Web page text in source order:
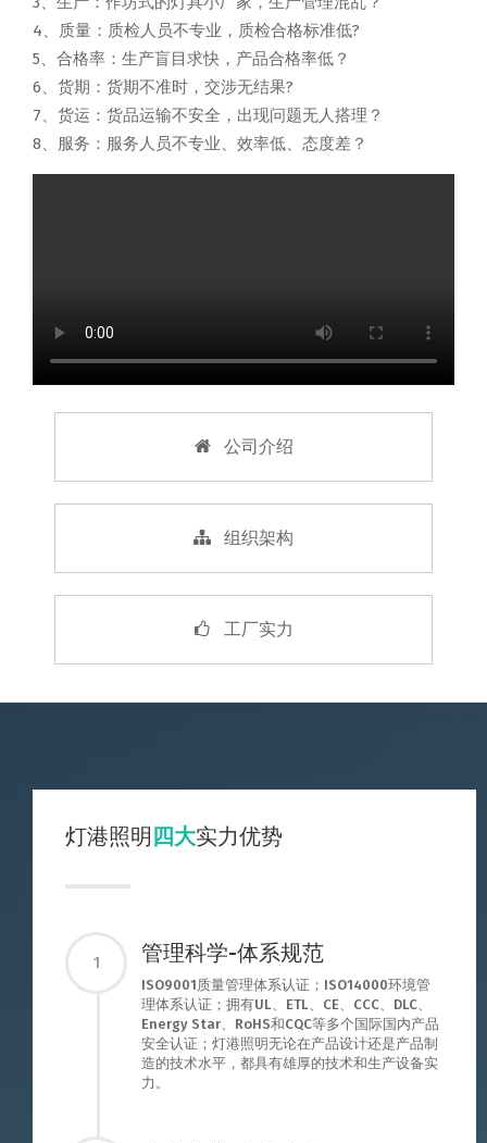
4、质量：质检人员不专业，质检合格标准低?
5、合格率：生产盲目求快，产品合格率低？
6、货期：货期不准时，交涉无结果?
7、货运：货品运输不安全，出现问题无人搭理？
8、服务：服务人员不专业、效率低、态度差？
公司介绍
组织架构
工厂实力
灯港照明四大实力优势
1 管理科学-体系规范
ISO9001质量管理体系认证；ISO14000环境管
理体系认证；拥有UL、ETL、CE、CCC、DLC、
Energy Star、RoHS和CQC等多个国际国内产品
安全认证；灯港照明无论在产品设计还是产品制
造的技术水平，都具有雄厚的技术和生产设备实
力。